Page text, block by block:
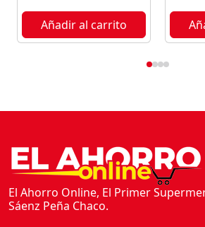
Añadir al carrito
El Ahorro Online, El Primer
Sáenz Peña Chaco.